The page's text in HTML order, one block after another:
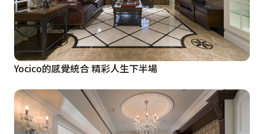
Yocico的感覺統合 精彩人生下半場